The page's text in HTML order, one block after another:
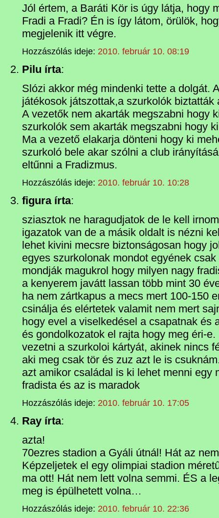
Jól értem, a Baráti Kör is úgy látja, hogy
Fradi a Fradi? Én is így látom, örülök,
megjelenik itt végre.
Hozzászólás ideje: 2010. február 10. 08:19
Pilu írta:
Slózi akkor még mindenki tette a dolgát.
játékosok játszottak,a szurkolók biztatták
A vezetők nem akarták megszabni hogy
szurkolók sem akarták megszabni hogy
Ma a vezető elakarja dönteni hogy ki
szurkoló bele akar szólni a club
eltűnni a Fradizmus.
Hozzászólás ideje: 2010. február 10. 10:28
figura írta:
sziasztok ne haragudjatok de le kell
igazatok van de a másik oldalt is nézni
lehet kivini mecsre biztonságosan hogy
egyes szurkolonak mondot egyének
mondják magukrol hogy milyen nagy
a kenyerem javátt lassan több mint 30
ha nem zártkapus a mecs mert 100-150
csinálja és elértetek valamit nem mert
hogy evel a viselkedésel a csapatnak és
és gondolkozatok el rajta hogy meg éri-
vezetni a szurkoloi kártyát, akinek nincs
aki meg csak tör és zuz azt le is
azt amikor családal is ki lehet menni egy
fradista és az is maradok
Hozzászólás ideje: 2010. február 10. 17:05
Ray írta:
azta!
70ezres stadion a Gyáli útnál! Hát az
Képzeljetek el egy olimpiai stadion
ma ott! Hát nem lett volna semmi. ÉS a
meg is épülhetett volna…
Hozzászólás ideje: 2010. február 10. 22:36